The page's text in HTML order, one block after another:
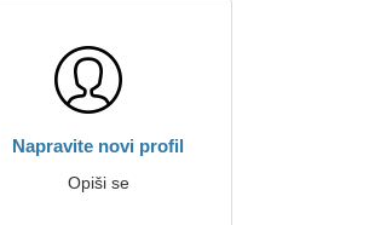
Napravite novi profil
Opiši se